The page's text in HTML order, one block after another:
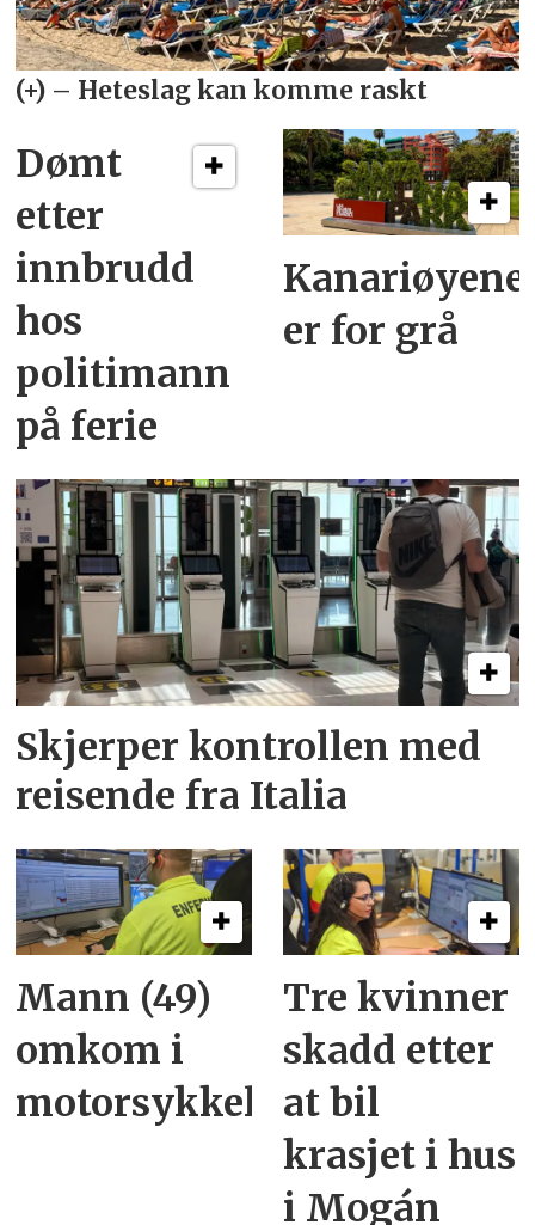
Dømt
etter
innbrudd
hos
politimann
på ferie
Kanariøyene
er for grå
Skjerper kontrollen med
reisende fra Italia
Mann (49)
omkom i
motorsykkelulykke
Tre kvinner
skadd etter
at bil
krasjet i hus
i Mogán